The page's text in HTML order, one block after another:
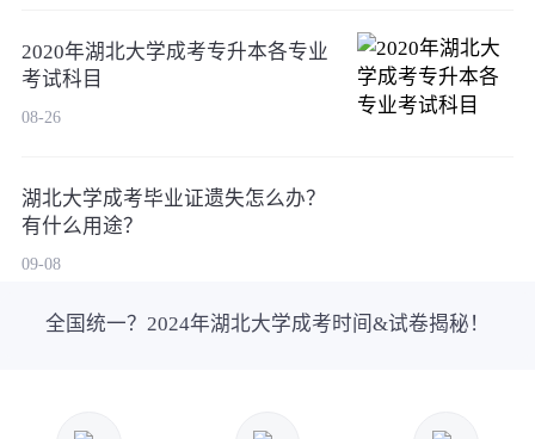
2020年湖北大学成考专升本各专业
考试科目
08-26
湖北大学成考毕业证遗失怎么办？
有什么用途？
09-08
全国统一？2024年湖北大学成考时间&试卷揭秘！